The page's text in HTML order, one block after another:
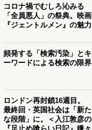
コロナ禍でむしろ沁みる
「全員悪人」の祭典。映画
『ジェントルメン』の魅力
頻発する「検索汚染」とキ
ーワードによる検索の限界
ロンドン再封鎖16週目。
最終回・英国社会は「新た
な段階」に。＜入江敦彦の
『足止め喰らい日記』嫌々